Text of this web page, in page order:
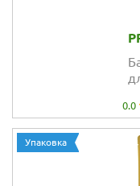
0.0
Упаковка